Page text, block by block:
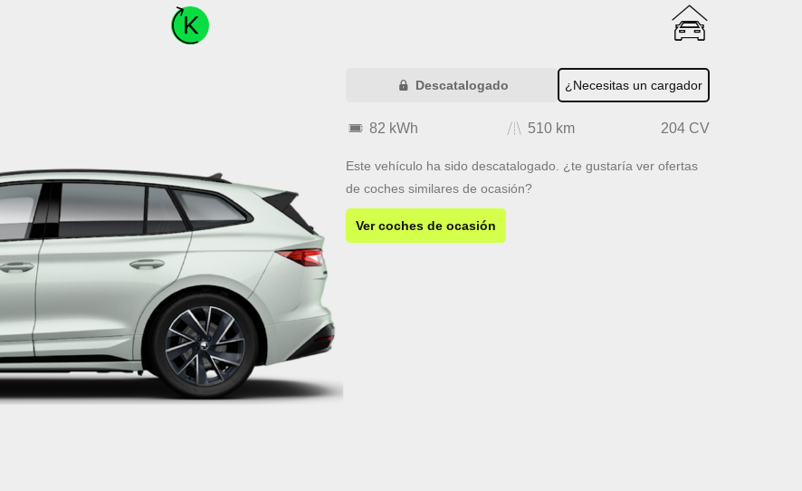
Descatalogado ¿Necesitas un cargador
82 kWh 510 km 204 CV
Este vehículo ha sido descatalogado. ¿te gustaría ver ofertas
de coches similares de ocasión?
Ver coches de ocasión